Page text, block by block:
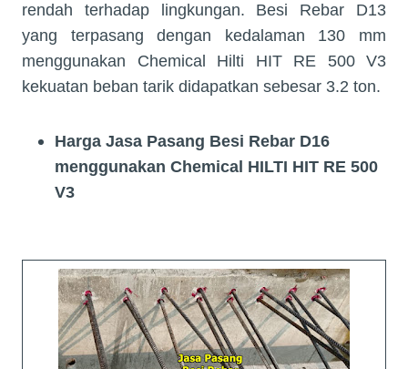
rendah terhadap lingkungan. Besi Rebar D13
yang terpasang dengan kedalaman 130 mm
menggunakan Chemical Hilti HIT RE 500 V3
kekuatan beban tarik didapatkan sebesar 3.2 ton.
Harga Jasa Pasang Besi Rebar D16
menggunakan Chemical HILTI HIT RE 500
V3